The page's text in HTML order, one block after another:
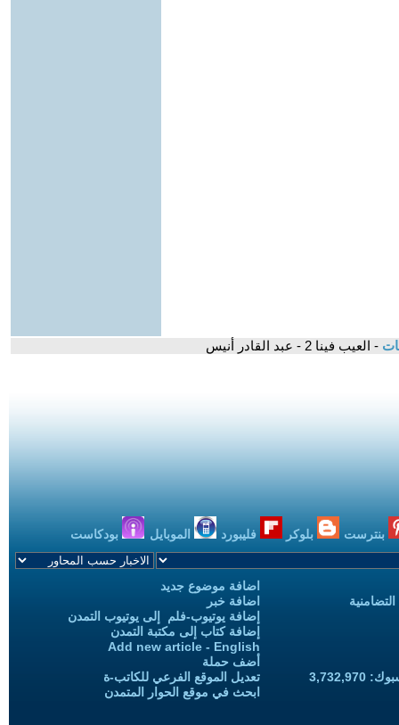
- العيب فينا 2 - عبد القادر أنيس
بنترست بلوكر فليبورد الموبايل بودكاست
اضافة موضوع جديد
اضافة خبر
إضافة يوتيوب-فلم إلى يوتيوب التمدن
إضافة كتاب إلى مكتبة التمدن
Add new article - English
أضف حملة
تعديل الموقع الفرعي للكاتب-ة
ابحث في موقع الحوار المتمدن